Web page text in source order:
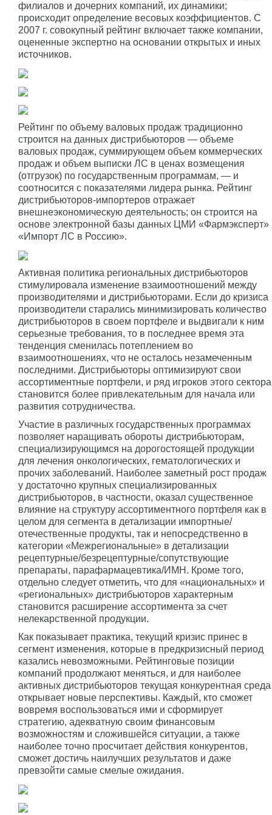
филиалов и дочерних компаний, их динамики;
происходит определение весовых коэффициентов. С
2007 г. совокупный рейтинг включает также компании,
оцененные экспертно на основании открытых и иных
источников.
Рейтинг по объему валовых продаж традиционно
строится на данных дистрибьюторов — объеме
валовых продаж, суммирующем объем коммерческих
продаж и объем выписки ЛС в ценах возмещения
(отгрузок) по государственным программам, — и
соотносится с показателями лидера рынка. Рейтинг
дистрибьюторов-импортеров отражает
внешнеэкономическую деятельность; он строится на
основе электронной базы данных ЦМИ «Фармэксперт»
«Импорт ЛС в Россию».
Активная политика региональных дистрибьюторов
стимулировала изменение взаимоотношений между
производителями и дистрибьюторами. Если до кризиса
производители старались минимизировать количество
дистрибьюторов в своем портфеле и выдвигали к ним
серьезные требования, то в последнее время эта
тенденция сменилась потеплением во
взаимоотношениях, что не осталось незамеченным
последними. Дистрибьюторы оптимизируют свои
ассортиментные портфели, и ряд игроков этого сектора
становится более привлекательным для начала или
развития сотрудничества.
Участие в различных государственных программах
позволяет наращивать обороты дистрибьюторам,
специализирующимся на дорогостоящей продукции
для лечения онкологических, гематологических и
прочих заболеваний. Наиболее заметный рост продаж
у достаточно крупных специализированных
дистрибьюторов, в частности, оказал существенное
влияние на структуру ассортиментного портфеля как в
целом для сегмента в детализации импортные/
отечественные продукты, так и непосредственно в
категории «Межрегиональные» в детализации
рецептурные/безрецептурные/сопутствующие
препараты, парафармацевтика/ИМН. Кроме того,
отдельно следует отметить, что для «национальных» и
«региональных» дистрибьюторов характерным
становится расширение ассортимента за счет
нелекарственной продукции.
Как показывает практика, текущий кризис принес в
сегмент изменения, которые в предкризисный период
казались невозможными. Рейтинговые позиции
компаний продолжают меняться, и для наиболее
активных дистрибьюторов текущая конкурентная среда
открывает новые перспективы. Каждый, кто сможет
вовремя воспользоваться ими и сформирует
стратегию, адекватную своим финансовым
возможностям и сложившейся ситуации, а также
наиболее точно просчитает действия конкурентов,
сможет достичь наилучших результатов и даже
превзойти самые смелые ожидания.